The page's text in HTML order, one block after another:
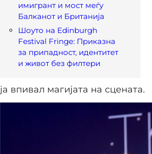
имигрант и мост меѓу
Балканот и Британија
Шоуто на Edinburgh
Festival Fringe: Приказна
за припадност, идентитет
и живот без филтери
ја впивал магијата на сцената.